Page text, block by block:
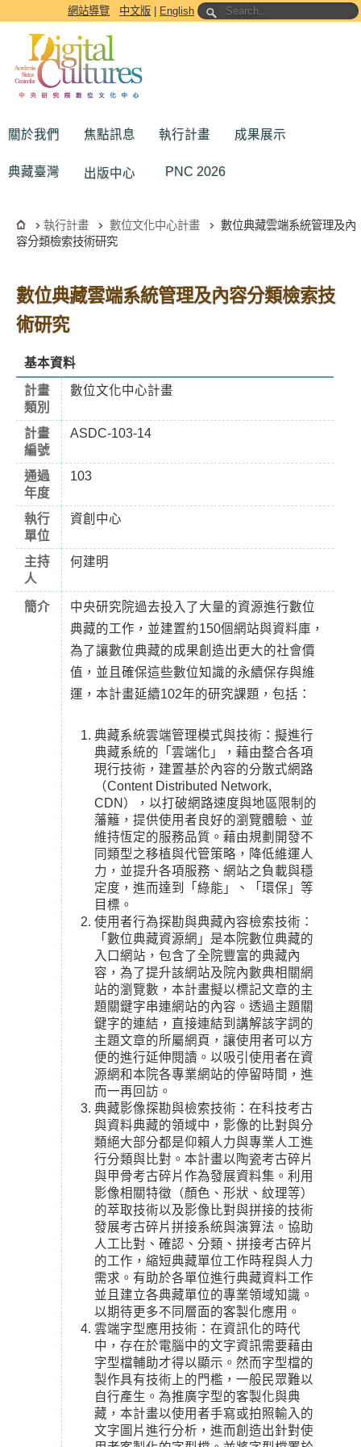
跳到主要內容區塊網站導覽 中文版 English
關於我們 焦點訊息 執行計畫 成果展示
典藏臺灣 出版中心 PNC 2026
執行計畫 數位文化中心計畫
數位典藏雲端系統管理及內
容分類檢索技術研究
數位典藏雲端系統管理及內容分類檢索技
術研究
基本資料
計畫
類別
數位文化中心計畫
計畫
編號
ASDC-103-14
通過
年度
103
執行
單位
資創中心
主持
人
何建明
簡介
中央研究院過去投入了大量的資源進行數位
典藏的工作，並建置約150個網站與資料庫，
為了讓數位典藏的成果創造出更大的社會價
值，並且確保這些數位知識的永續保存與維
運，本計畫延續102年的研究課題，包括：
典藏系統雲端管理模式與技術：擬進行
典藏系統的「雲端化」，藉由整合各項
現行技術，建置基於內容的分散式網路
（Content Distributed Network,
CDN），以打破網路速度與地區限制的
藩籬，提供使用者良好的瀏覽體驗、並
維持恆定的服務品質。藉由規劃開發不
同類型之移植與代管策略，降低維運人
力，並提升各項服務、網站之負載與穩
定度，進而達到「綠能」、「環保」等
目標。
使用者行為探勘與典藏內容檢索技術：
「數位典藏資源網」是本院數位典藏的
入口網站，包含了全院豐富的典藏內
容，為了提升該網站及院內數典相關網
站的瀏覽數，本計畫擬以標記文章的主
題關鍵字串連網站的內容。透過主題關
鍵字的連結，直接連結到講解該字詞的
主題文章的所屬網頁，讓使用者可以方
便的進行延伸閱讀。以吸引使用者在資
源網和本院各專業網站的停留時間，進
而一再回訪。
典藏影像探勘與檢索技術：在科技考古
與資料典藏的領域中，影像的比對與分
類絕大部分都是仰賴人力與專業人工進
行分類與比對。本計畫以陶瓷考古碎片
與甲骨考古碎片作為發展資料集。利用
影像相關特徵（顏色、形狀、紋理等）
的萃取技術以及影像比對與拼接的技術
發展考古碎片拼接系統與演算法。協助
人工比對、確認、分類、拼接考古碎片
的工作，縮短典藏單位工作時程與人力
需求。有助於各單位進行典藏資料工作
並且建立各典藏單位的專業領域知識。
以期待更多不同層面的客製化應用。
雲端字型應用技術：在資訊化的時代
中，存在於電腦中的文字資訊需要藉由
字型檔輔助才得以顯示。然而字型檔的
製作具有技術上的門檻，一般民眾難以
自行產生。為推廣字型的客製化與典
藏，本計畫以使用者手寫或拍照輸入的
文字圖片進行分析，進而創造出針對使